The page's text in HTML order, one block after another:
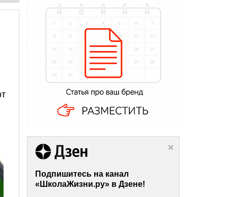
Подпишитесь на канал
«ШколаЖизни.ру» в Дзене!